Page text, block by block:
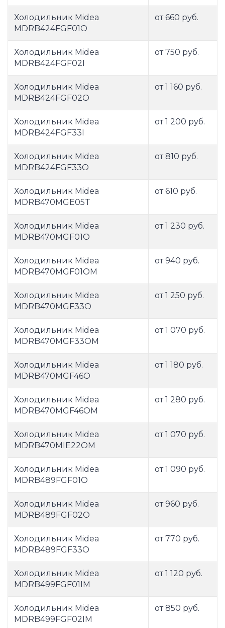
Холодильник Midea
MDRB424FGF01O
от 660 руб.
Холодильник Midea
MDRB424FGF02I
от 750 руб.
Холодильник Midea
MDRB424FGF02O
от 1 160 руб.
Холодильник Midea
MDRB424FGF33I
от 1 200 руб.
Холодильник Midea
MDRB424FGF33O
от 810 руб.
Холодильник Midea
MDRB470MGE05T
от 610 руб.
Холодильник Midea
MDRB470MGF01O
от 1 230 руб.
Холодильник Midea
MDRB470MGF01OM
от 940 руб.
Холодильник Midea
MDRB470MGF33O
от 1 250 руб.
Холодильник Midea
MDRB470MGF33OM
от 1 070 руб.
Холодильник Midea
MDRB470MGF46O
от 1 180 руб.
Холодильник Midea
MDRB470MGF46OM
от 1 280 руб.
Холодильник Midea
MDRB470MIE22OM
от 1 070 руб.
Холодильник Midea
MDRB489FGF01O
от 1 090 руб.
Холодильник Midea
MDRB489FGF02O
от 960 руб.
Холодильник Midea
MDRB489FGF33O
от 770 руб.
Холодильник Midea
MDRB499FGF01IM
от 1 120 руб.
Холодильник Midea
MDRB499FGF02IM
от 850 руб.